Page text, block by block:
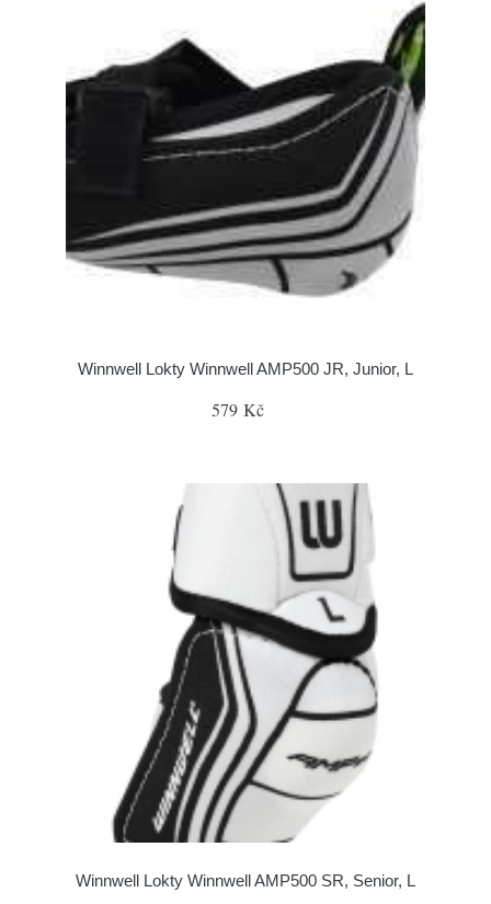
Winnwell Lokty Winnwell AMP500 JR, Junior, L
579 Kč
Winnwell Lokty Winnwell AMP500 SR, Senior, L